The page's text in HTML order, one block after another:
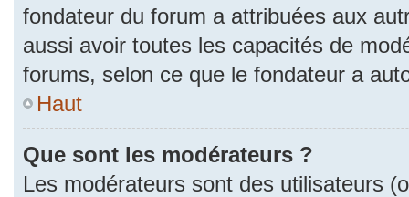
fondateur du forum a attribuées aux
aussi avoir toutes les capacités de
forums, selon ce que le fondateur a
Haut
Que sont les modérateurs ?
Les modérateurs sont des utilisateurs